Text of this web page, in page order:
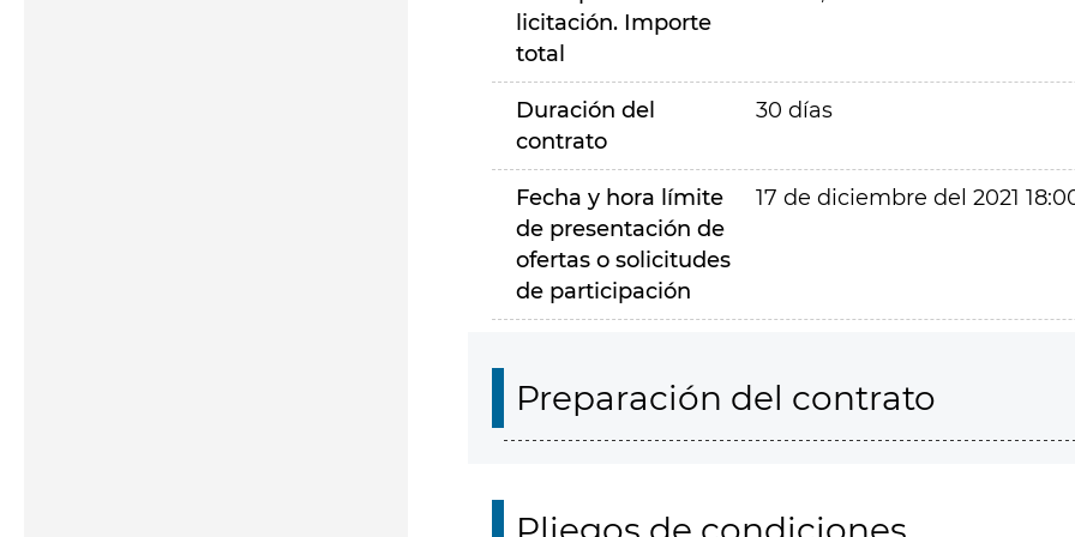
licitación. Importe
total
Duración del
contrato
30 días
Fecha y hora límite
de presentación de
ofertas o solicitudes
de participación
17 de diciembre del 2021
Preparación del contrato